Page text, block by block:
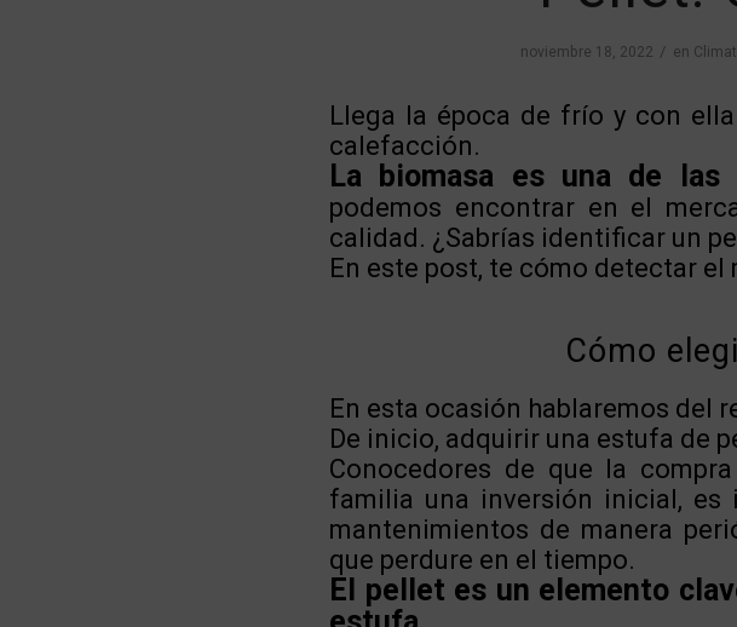
noviembre 18, 2022 / en
Llega la época de frío y con
calefacción.
La biomasa es una de
podemos encontrar en el
calidad. ¿Sabrías identificar un
En este post, te cómo detectar
Cómo
En esta ocasión hablaremos del
De inicio, adquirir una estufa de
Conocedores de que la
familia una inversión inicial, es
mantenimientos de manera
que perdure en el tiempo.
El pellet es un elemento